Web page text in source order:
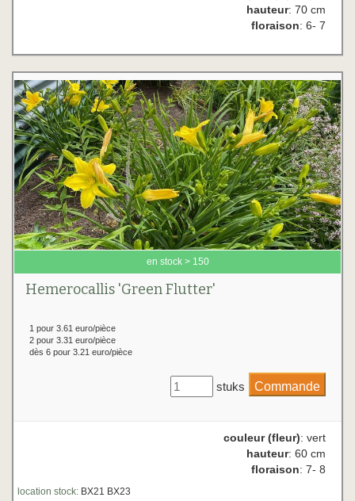
hauteur: 70 cm
floraison: 6- 7
en stock > 150
Hemerocallis 'Green Flutter'
1 pour 3.61 euro/pièce
2 pour 3.31 euro/pièce
dès 6 pour 3.21 euro/pièce
stuks
couleur (fleur): vert
hauteur: 60 cm
floraison: 7- 8
location stock: BX21 BX23